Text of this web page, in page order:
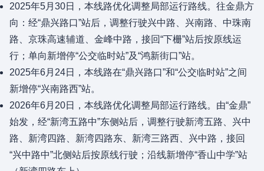
2025年5月30日，本线路优化调整局部运行路线。往金鼎方
向：经“鼎兴路口”站后，调整行驶兴中路、兴南路、中珠南
路、京珠高速辅道、金峰中路，接回“下栅”站后按原线运
行；单向新增停“公交临时站”及“鸿新街口”站。
2025年6月24日，本线路在“鼎兴路口”和“公交临时站”之间
新增停“兴南路西”站。
2026年6月20日，本线路优化调整局部运行路线。由“金鼎”
始发，经“新湾五路中”东侧站后，调整行驶新湾五路、兴中
路、新湾四路、新湾四路东、新湾三路西、兴中路，接回
“兴中路中”北侧站后按原线行驶；沿线新增停“香山中学”站